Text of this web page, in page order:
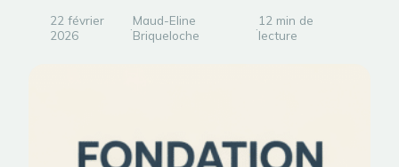
22 février
2026
·Maud-Eline
Briqueloche
·12 min de
lecture